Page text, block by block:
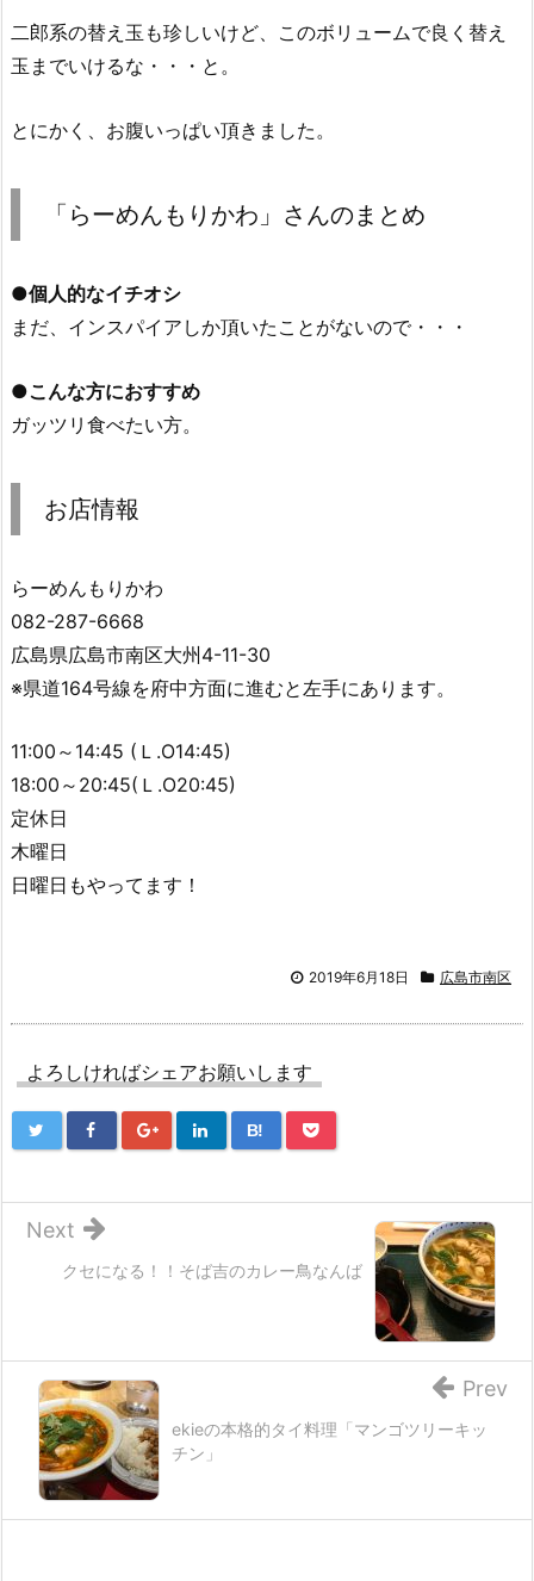
二郎系の替え玉も珍しいけど、このボリュームで良く替え
玉までいけるな・・・と。
とにかく、お腹いっぱい頂きました。
「らーめんもりかわ」さんのまとめ
●個人的なイチオシ
まだ、インスパイアしか頂いたことがないので・・・
●こんな方におすすめ
ガッツリ食べたい方。
お店情報
らーめんもりかわ
082-287-6668
広島県広島市南区大州4-11-30
※県道164号線を府中方面に進むと左手にあります。
11:00～14:45 (Ｌ.O14:45)
18:00～20:45(Ｌ.O20:45)
定休日
木曜日
日曜日もやってます！
2019年6月18日 広島市南区
よろしければシェアお願いします
B!
クセになる！！そば吉のカレー鳥なんば
Next
ekieの本格的タイ料理「マンゴツリーキッ
チン」
Prev